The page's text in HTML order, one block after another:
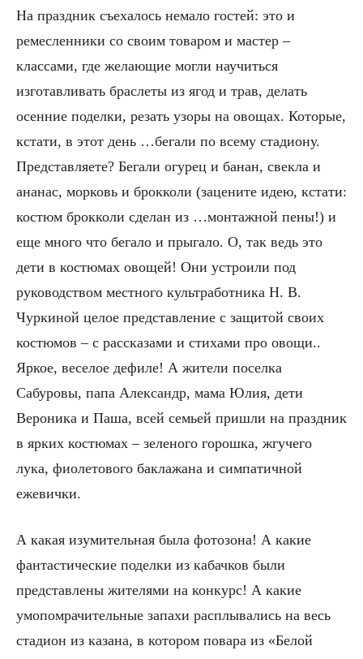
На праздник съехалось немало гостей: это и
ремесленники со своим товаром и мастер –
классами, где желающие могли научиться
изготавливать браслеты из ягод и трав, делать
осенние поделки, резать узоры на овощах. Которые,
кстати, в этот день …бегали по всему стадиону.
Представляете? Бегали огурец и банан, свекла и
ананас, морковь и брокколи (зацените идею, кстати:
костюм брокколи сделан из …монтажной пены!) и
еще много что бегало и прыгало. О, так ведь это
дети в костюмах овощей! Они устроили под
руководством местного культработника Н. В.
Чуркиной целое представление с защитой своих
костюмов – с рассказами и стихами про овощи..
Яркое, веселое дефиле! А жители поселка
Сабуровы, папа Александр, мама Юлия, дети
Вероника и Паша, всей семьей пришли на праздник
в ярких костюмах – зеленого горошка, жгучего
лука, фиолетового баклажана и симпатичной
ежевички.
А какая изумительная была фотозона! А какие
фантастические поделки из кабачков были
представлены жителями на конкурс! А какие
умопомрачительные запахи расплывались на весь
стадион из казана, в котором повара из «Белой